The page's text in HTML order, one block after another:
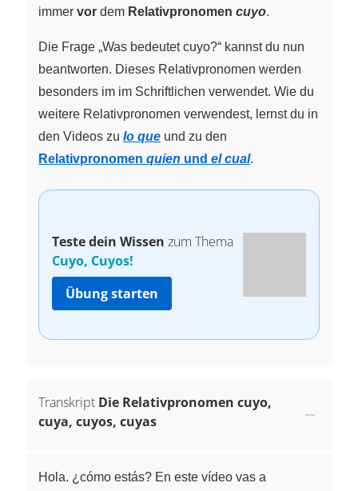
immer vor dem Relativpronomen cuyo.
Die Frage „Was bedeutet cuyo?“ kannst du nun
beantworten. Dieses Relativpronomen werden
besonders im im Schriftlichen verwendet. Wie du
weitere Relativpronomen verwendest, lernst du in
den Videos zu lo que und zu den
Relativpronomen quien und el cual.
Teste dein Wissen zum Thema
Cuyo, Cuyos!
Übung starten
Transkript Die Relativpronomen cuyo,
cuya, cuyos, cuyas
Hola. ¿cómo estás? En este vídeo vas a